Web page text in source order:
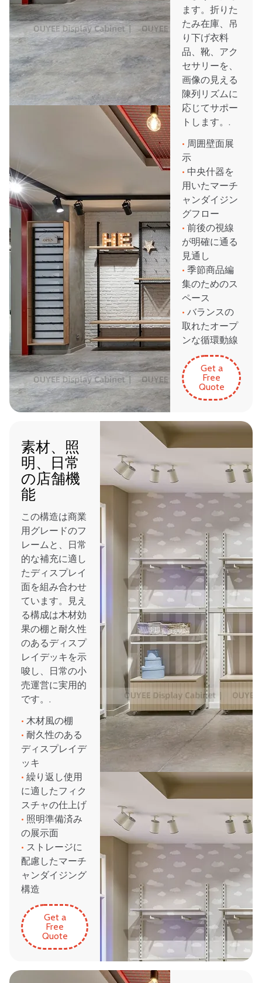
ます。折りた
たみ在庫、吊
り下げ衣料
品、靴、アク
セサリーを、
画像の見える
陳列リズムに
応じてサポー
トします。.
• 周囲壁面展
示
• 中央什器を
用いたマーチ
ャンダイジン
グフロー
• 前後の視線
が明確に通る
見通し
• 季節商品編
集のためのス
ペース
• バランスの
取れたオープ
ンな循環動線
Get a
Free
Quote
素材、照
明、日常
の店舗機
能
この構造は商業
用グレードのフ
レームと、日常
的な補充に適し
たディスプレイ
面を組み合わせ
ています。見え
る構成は木材効
果の棚と耐久性
のあるディスプ
レイデッキを示
唆し、日常の小
売運営に実用的
です。.
• 木材風の棚
• 耐久性のある
ディスプレイデ
ッキ
• 繰り返し使用
に適したフィク
スチャの仕上げ
• 照明準備済み
の展示面
• ストレージに
配慮したマーチ
ャンダイジング
構造
Get a
Free
Quote